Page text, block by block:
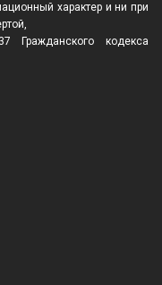
характер и ни при
Гражданского кодекса